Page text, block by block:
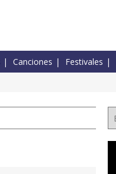
Canciones Festivales